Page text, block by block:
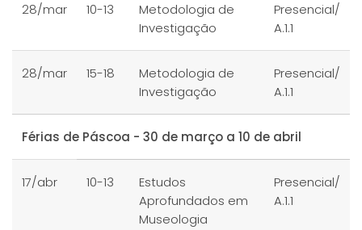
28/mar 10-13
Metodologia de
Investigação
Presencial/
A.1.1
28/mar 15-18
Metodologia de
Investigação
Presencial/
A.1.1
Férias de Páscoa - 30 de março a 10 de abril
17/abr 10-13
Estudos
Aprofundados em
Museologia
Presencial/
A.1.1